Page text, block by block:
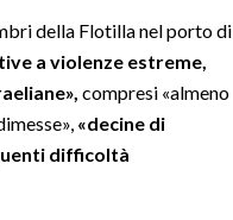
della Flotilla nel porto di
a violenze estreme,
compresi «almeno
«decine di
difficoltà